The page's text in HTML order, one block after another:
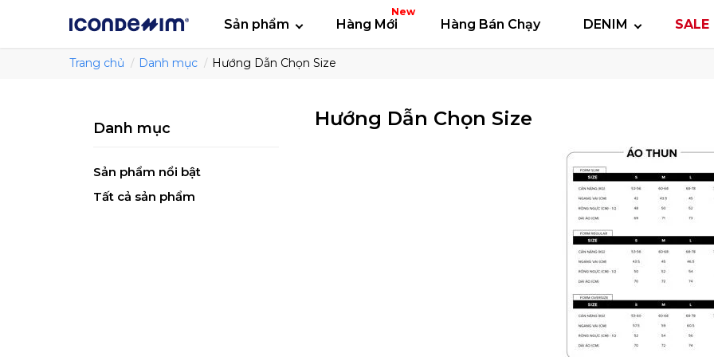
Sản phẩm Hàng Mới
New
Hàng Bán Chạy DENIM SALE
Trang chủ Danh mục Hướng Dẫn Chọn Size
Danh mục
Sản phẩm nổi bật
Tất cả sản phẩm
Hướng Dẫn Chọn Size